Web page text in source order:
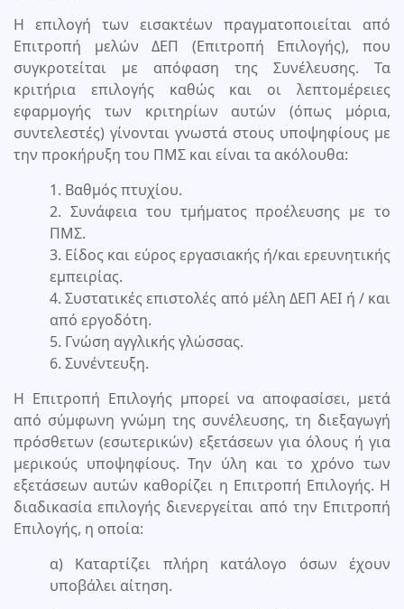
Η επιλογή των εισακτέων πραγματοποιείται από
Επιτροπή μελών ΔΕΠ (Επιτροπή Επιλογής), που
συγκροτείται με απόφαση της Συνέλευσης. Τα
κριτήρια επιλογής καθώς και οι λεπτομέρειες
εφαρμογής των κριτηρίων αυτών (όπως μόρια,
συντελεστές) γίνονται γνωστά στους υποψηφίους με
την προκήρυξη του ΠΜΣ και είναι τα ακόλουθα:
1. Βαθμός πτυχίου.
2. Συνάφεια του τμήματος προέλευσης με το
ΠΜΣ.
3. Είδος και εύρος εργασιακής ή/και ερευνητικής
εμπειρίας.
4. Συστατικές επιστολές από μέλη ΔΕΠ ΑΕΙ ή / και
από εργοδότη.
5. Γνώση αγγλικής γλώσσας.
6. Συνέντευξη.
Η Επιτροπή Επιλογής μπορεί να αποφασίσει, μετά
από σύμφωνη γνώμη της συνέλευσης, τη διεξαγωγή
πρόσθετων (εσωτερικών) εξετάσεων για όλους ή για
μερικούς υποψηφίους. Την ύλη και το χρόνο των
εξετάσεων αυτών καθορίζει η Επιτροπή Επιλογής. Η
διαδικασία επιλογής διενεργείται από την Επιτροπή
Επιλογής, η οποία:
α) Καταρτίζει πλήρη κατάλογο όσων έχουν
υποβάλει αίτηση.